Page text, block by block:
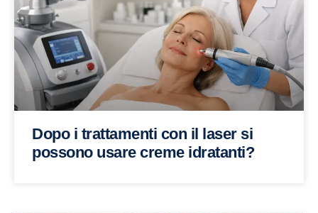
Dopo i trattamenti con il laser si
possono usare creme idratanti?